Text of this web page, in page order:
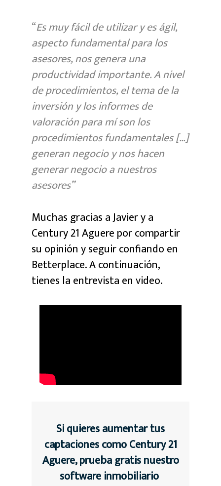
“Es muy fácil de utilizar y es ágil,
aspecto fundamental para los
asesores, nos genera una
productividad importante. A nivel
de procedimientos, el tema de la
inversión y los informes de
valoración para mí son los
procedimientos fundamentales […]
generan negocio y nos hacen
generar negocio a nuestros
asesores”
Muchas gracias a Javier y a
Century 21 Aguere por compartir
su opinión y seguir confiando en
Betterplace. A continuación,
tienes la entrevista en video.
Si quieres aumentar tus
captacionescomo Century 21
Aguere, prueba gratis nuestro
software inmobiliario